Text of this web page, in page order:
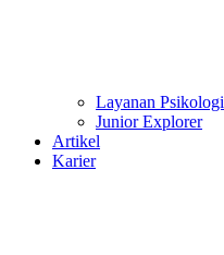
Layanan Psikologi
Junior Explorer
Artikel
Karier